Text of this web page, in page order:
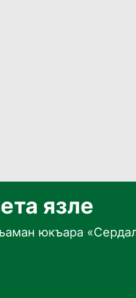
язле
юкъара